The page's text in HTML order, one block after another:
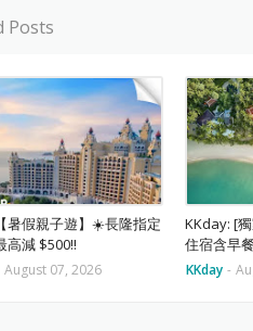
Posts
暑假親子遊】☀️長隆指定
高減 $500‼️
August 07, 2026
KKday: [
住宿含早
KKday -